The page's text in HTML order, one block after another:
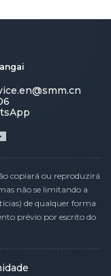
copiará ou reproduzirá
não se limitando a
de qualquer forma
prévio por escrito do